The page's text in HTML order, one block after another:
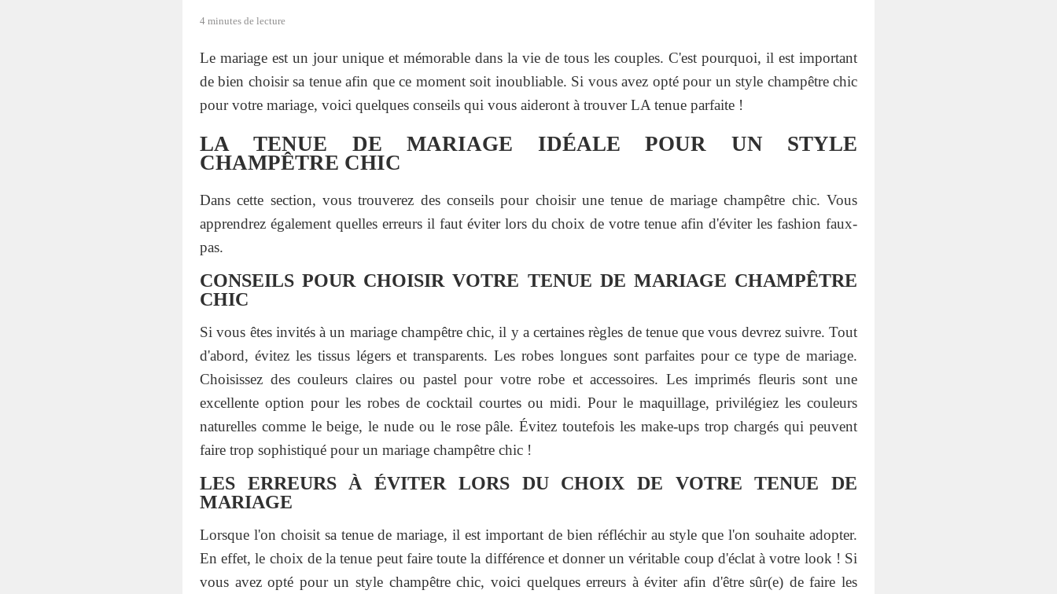
4 minutes de lecture
Le mariage est un jour unique et mémorable dans la vie de tous les couples. C'est pourquoi, il est important
de bien choisir sa tenue afin que ce moment soit inoubliable. Si vous avez opté pour un style champêtre chic
pour votre mariage, voici quelques conseils qui vous aideront à trouver LA tenue parfaite !
LA TENUE DE MARIAGE IDÉALE POUR UN STYLE
CHAMPÊTRE CHIC
Dans cette section, vous trouverez des conseils pour choisir une tenue de mariage champêtre chic. Vous
apprendrez également quelles erreurs il faut éviter lors du choix de votre tenue afin d'éviter les fashion faux-
pas.
CONSEILS POUR CHOISIR VOTRE TENUE DE MARIAGE CHAMPÊTRE
CHIC
Si vous êtes invités à un mariage champêtre chic, il y a certaines règles de tenue que vous devrez suivre. Tout
d'abord, évitez les tissus légers et transparents. Les robes longues sont parfaites pour ce type de mariage.
Choisissez des couleurs claires ou pastel pour votre robe et accessoires. Les imprimés fleuris sont une
excellente option pour les robes de cocktail courtes ou midi. Pour le maquillage, privilégiez les couleurs
naturelles comme le beige, le nude ou le rose pâle. Évitez toutefois les make-ups trop chargés qui peuvent
faire trop sophistiqué pour un mariage champêtre chic !
LES ERREURS À ÉVITER LORS DU CHOIX DE VOTRE TENUE DE
MARIAGE
Lorsque l'on choisit sa tenue de mariage, il est important de bien réfléchir au style que l'on souhaite adopter.
En effet, le choix de la tenue peut faire toute la différence et donner un véritable coup d'éclat à votre look ! Si
vous avez opté pour un style champêtre chic, voici quelques erreurs à éviter afin d'être sûr(e) de faire les